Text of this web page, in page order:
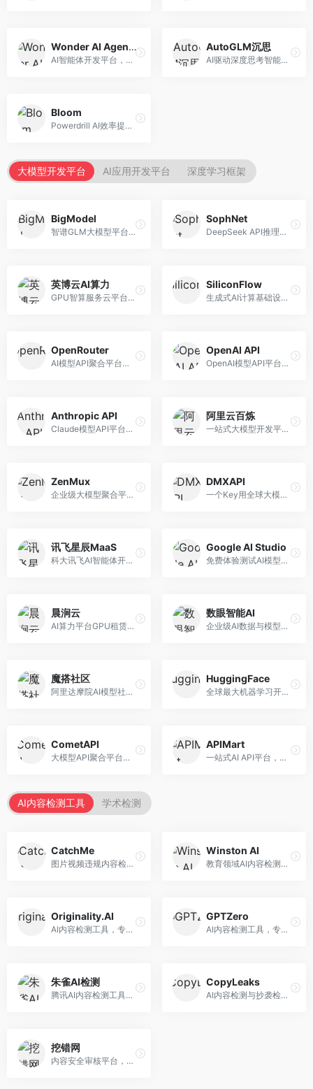
Wonder AI Agents
AI智能体开发平台，专注于低代码智能体创建。面向开发者，提供可视化开发、模板库、部署服务等功能，开发门槛低。
AutoGLM沉思
AI驱动深度思考智能体，专注于复杂推理任务。面向高级用户，提供深度分析、逻辑推理、决策支持等服务，推理能力强。
Bloom
Powerdrill AI效率提升平台，专注于企业智能化。面向企业用户，提供智能体创建、流程自动化、数据分析等服务，企业效率提升显著。
大模型开发平台 AI应用开发平台 深度学习框架
BigModel
智谱GLM大模型平台，提供API调用与模型服务。面向开发者和企业用户，提供GLM系列模型API、微调服务、应用开发工具等，开源生态完善。
SophNet
DeepSeek API推理平台，专注于DeepSeek模型服务。面向开发者，提供DeepSeek模型API、高性能推理、低成本服务，推理效率高。
英博云AI算力
GPU智算服务云平台，专注于AI算力租赁。面向AI研究者和企业，提供GPU租赁、模型训练、推理服务等，算力资源丰富。
SiliconFlow
生成式AI计算基础设施平台，专注于模型推理服务。面向开发者和企业，提供多模型API、高性能推理、成本优化等服务，推理性价比高。
OpenRouter
AI模型API聚合平台，整合多种主流大模型。面向开发者，提供统一API接口、模型对比、成本优化等服务，模型选择灵活。
OpenAI API
OpenAI模型API平台，提供GPT系列模型服务。面向开发者，提供模型API、微调服务、Assistants API等，是AI开发领域的基础设施。
Anthropic API
Claude模型API平台，专注于安全可靠的AI服务。面向开发者，提供Claude系列模型API、安全特性、企业级服务等，API质量高。
阿里云百炼
一站式大模型开发平台，深度整合阿里云服务。面向企业开发者和AI团队，提供模型训练、微调、部署、应用开发等全流程服务，企业级功能完善。
ZenMux
企业级大模型聚合平台，专注于企业AI服务。面向企业用户，提供多模型管理、安全合规、成本优化等服务，企业级功能完善。
DMXAPI
一个Key用全球大模型的聚合平台。面向开发者，提供多模型统一API、简化接入、成本控制等服务，接入便捷。
讯飞星辰MaaS
科大讯飞AI智能体开发平台，专注于企业级模型服务。面向企业用户，提供模型调用、智能体创建、行业解决方案等服务，中文能力突出。
Google AI Studio
免费体验测试AI模型的平台，深度整合Google生态。面向开发者和研究者，提供Gemini模型体验、API密钥管理、提示词测试等服务，免费使用。
晨涧云
AI算力平台GPU租赁服务，专注于弹性算力。面向开发者和研究者，提供GPU租赁、弹性调度、成本优化等服务，算力灵活。
数眼智能AI
企业级AI数据与模型服务平台，专注于数据驱动AI。面向企业用户，提供数据管理、模型训练、部署服务等，数据治理能力强。
魔搭社区
阿里达摩院AI模型社区，专注于中文AI生态。面向中文开发者，提供开源模型、数据集、开发工具等资源，中文模型丰富。
HuggingFace
全球最大机器学习开源社区，整合模型库与开发工具。面向AI研究者和开发者，提供开源模型、数据集、开发工具等资源，开源生态最完善。
CometAPI
大模型API聚合平台，整合多种AI模型服务。面向开发者，提供统一接口、模型切换、监控分析等服务，API管理便捷。
APIMart
一站式AI API平台，整合多种AI服务。面向开发者，提供模型API、图像处理、语音识别等服务，API种类丰富。
AI内容检测工具 学术检测
CatchMe
图片视频违规内容检测平台，专注于视觉内容安全。面向内容平台，提供图片审核、视频审核、直播监控等服务，视觉检测专业。
Winston AI
教育领域AI内容检测平台，专注于学术诚信。面向教育机构，提供AI内容检测、抄袭检测、报告生成等服务，教育适配性强。
Originality.AI
AI内容检测工具，专注于内容原创性验证。面向内容创作者和出版商，提供AI检测、抄袭检测、批量分析等服务，检测精度高。
GPTZero
AI内容检测工具，专注于AI生成文本识别。面向教育工作者和出版商，提供文本检测、批量分析、API接口等服务，检测准确率高。
朱雀AI检测
腾讯AI内容检测工具，专注于中文内容识别。面向中文用户，提供AI内容检测、文本分析、报告生成等服务，中文检测专业。
CopyLeaks
AI内容检测与抄袭检测平台，专注于内容原创性验证。面向教育机构和出版商，提供AI检测、抄袭检测、多语言支持等服务，检测全面。
挖错网
内容安全审核平台，专注于违规内容检测。面向企业和平台，提供内容审核、敏感词检测、风险预警等服务，安全审核专业。